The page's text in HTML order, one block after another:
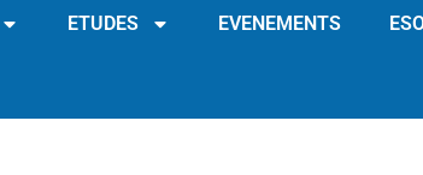
ETUDES EVENEMENTS